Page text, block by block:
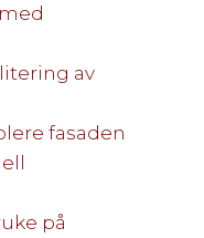
av
fasaden
på